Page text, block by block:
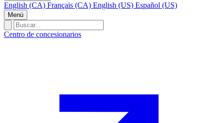
English (CA) Français (CA) English (US) Español (US)
Menú
Centro de concesionarios